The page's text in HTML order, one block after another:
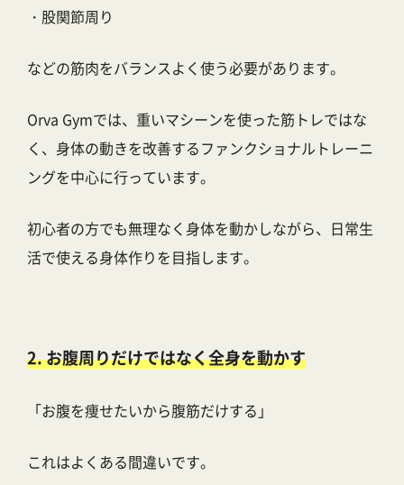
・股関節周り
などの筋肉をバランスよく使う必要があります。
Orva Gymでは、重いマシーンを使った筋トレではな
く、身体の動きを改善するファンクショナルトレーニ
ングを中心に行っています。
初心者の方でも無理なく身体を動かしながら、日常生
活で使える身体作りを目指します。
2. お腹周りだけではなく全身を動かす
「お腹を痩せたいから腹筋だけする」
これはよくある間違いです。